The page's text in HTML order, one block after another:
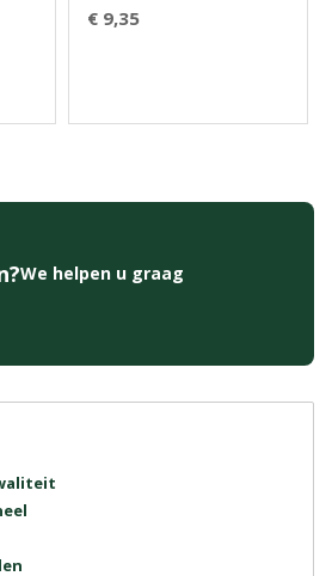
€ 9,35
We helpen u graag